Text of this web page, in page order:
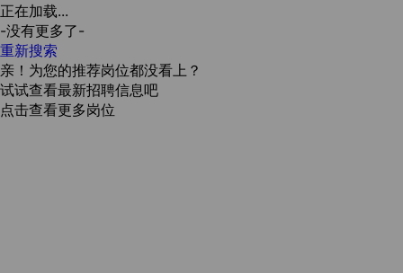
正在加载...
-没有更多了-
重新搜索
亲！为您的推荐岗位都没看上？
试试查看最新招聘信息吧
点击查看更多岗位